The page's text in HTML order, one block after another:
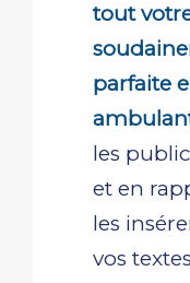
tout
parfaite
les
et en
les
vos